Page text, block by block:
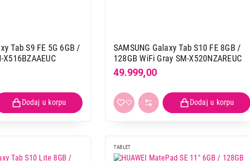
Tab S9 FE 5G 6GB /
X516BZAAEUC
SAMSUNG Galaxy Tab S10 FE 8GB /
128GB WiFi Gray SM-X520NZAREUC
49.999,00
TABLET